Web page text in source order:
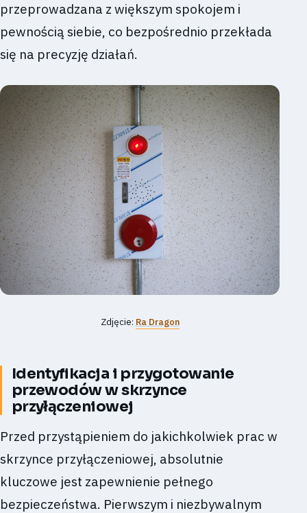
przeprowadzana z większym spokojem i
pewnością siebie, co bezpośrednio przekłada
się na precyzję działań.
Zdjęcie: Ra Dragon
Identyfikacja i przygotowanie
przewodów w skrzynce
przyłączeniowej
Przed przystąpieniem do jakichkolwiek prac w
skrzynce przyłączeniowej, absolutnie
kluczowe jest zapewnienie pełnego
bezpieczeństwa. Pierwszym i niezbywalnym